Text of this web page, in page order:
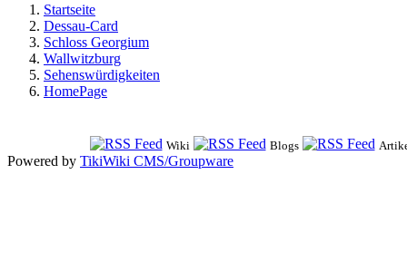
Startseite
Dessau-Card
Schloss Georgium
Wallwitzburg
Sehenswürdigkeiten
HomePage
Wiki Blogs
Powered by TikiWiki CMS/Groupware